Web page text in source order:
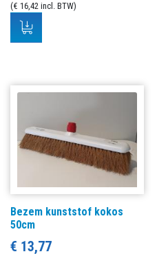
(€ 16,42 incl. BTW)
Bezem kunststof kokos
50cm
€ 13,77